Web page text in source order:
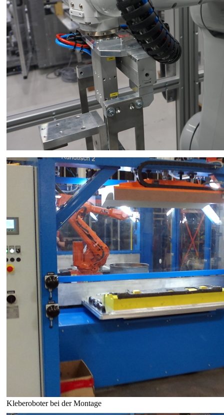
Kleberoboter bei der Montage